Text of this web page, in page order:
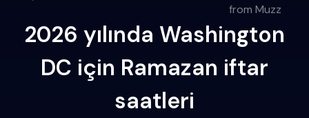
from Muzz
2026 yılında Washington
DC için Ramazan iftar
saatleri